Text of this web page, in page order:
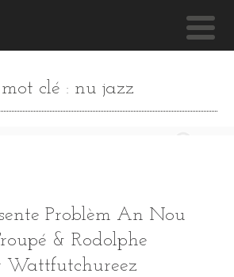
SOULCHILD AND
clé : nu jazz
Problèm An Nou
& Rodolphe